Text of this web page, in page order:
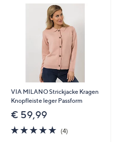
VIA MILANO Strickjacke Kragen
Knopfleiste leger Passform
€ 59,99
5.0
von
(4)4